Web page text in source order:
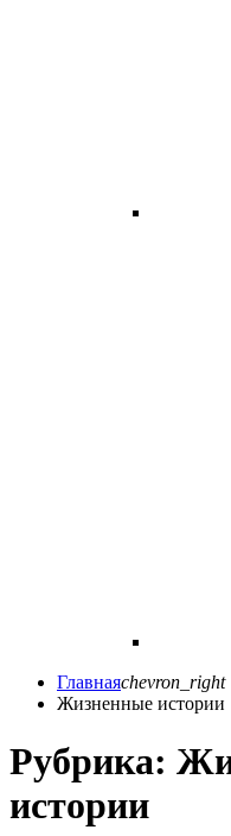
Главнаяchevron_right
Жизненные истории
Рубрика:
истории